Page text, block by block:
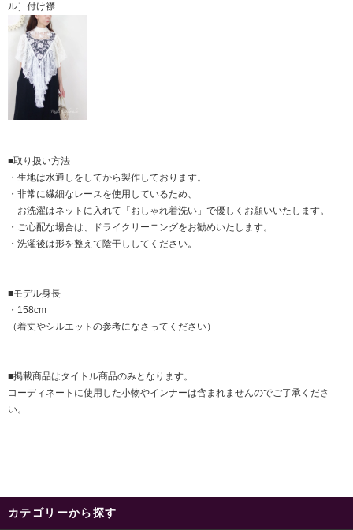
ル］付け襟
■取り扱い方法
・生地は水通しをしてから製作しております。
・非常に繊細なレースを使用しているため、
お洗濯はネットに入れて「おしゃれ着洗い」で優しくお願いいたします。
・ご心配な場合は、ドライクリーニングをお勧めいたします。
・洗濯後は形を整えて陰干ししてください。
■モデル身長
・158cm
（着丈やシルエットの参考になさってください）
■掲載商品はタイトル商品のみとなります。
コーディネートに使用した小物やインナーは含まれませんのでご了承くださ
い。
カテゴリーから探す